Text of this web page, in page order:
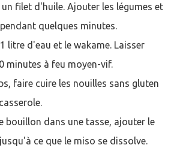
filet d'huile. Ajouter les légumes et
quelques minutes.
litre d'eau et le wakame. Laisser
minutes à feu moyen-vif.
faire cuire les nouilles sans gluten
bouillon dans une tasse, ajouter le
ce que le miso se dissolve.